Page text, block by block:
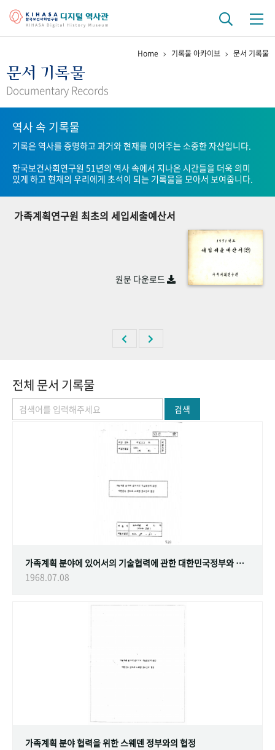
걸어온 길 기관 변천사
연구 역사
정책과 연구 키워드로 보는 연구 역사
연구자들
기록물 아카이브
사진 아카이브 문서 기록물 행정박물
숫자로 보는 50년 50+1주년 광장
Home 기록물 아카이브 문서 기록물
문서 기록물
Documentary Records
역사 속 기록물
기록은 역사를 증명하고 과거와 현재를 이어주는 소중한 자산입니다.
한국보건사회연구원 51년의 역사 속에서 지나온 시간들을 더욱 의미
있게 하고 현재의 우리에게 초석이 되는 기록물을 모아서 보여줍니다.
가족계획연구원 최초의 세입세출예산서
원문 다운로드
전체 문서 기록물
검색
가족계획 분야에 있어서의 기술협력에 관한 대한민국정부와 스웨덴 정부간의 협정
1968.07.08
가족계획 분야 협력을 위한 스웨덴 정부와의 협정